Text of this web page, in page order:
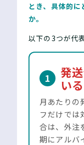
とき、具体的
か。
以下の3つが代
1
発
いる
月あたりの
フだけでは
合は、外注
期にアルバ